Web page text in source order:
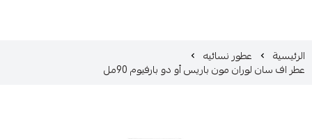
الرئيسية عطور نسائيه
عطر اف سان لوران مون باريس أو دو بارفيوم 90مل